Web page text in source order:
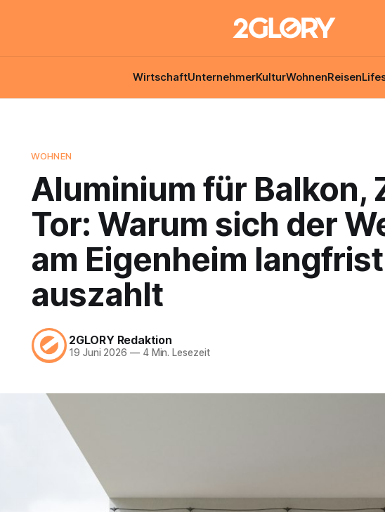
WirtschaftUnternehmerKulturWohnenReisen
WOHNEN
Aluminium für Balkon,
Tor: Warum sich der
am Eigenheim
auszahlt
2GLORY Redaktion
19 Juni 2026 —4 Min. Lesezeit